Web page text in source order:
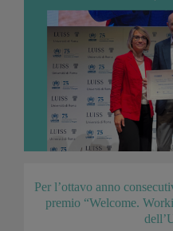
Per l’ottavo anno
premio “Welcome.